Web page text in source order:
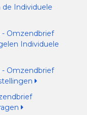
Individuele
- Omzendbrief
Individuele
- Omzendbrief